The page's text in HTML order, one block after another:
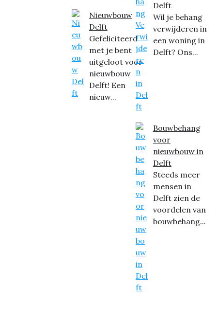
Nieuwbouw
Delft
Gefeliciteerd
met je bent
uitgeloot voor
nieuwbouw
Delft! Een
nieuw...
Delft
Wil je behang
verwijderen in
een woning in
Delft? Ons...
Bouwbehang
voor
nieuwbouw in
Delft
Steeds meer
mensen in
Delft zien de
voordelen van
bouwbehang...